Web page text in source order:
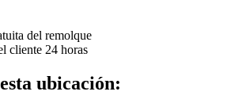
del remolque
cliente 24 horas
ubicación: